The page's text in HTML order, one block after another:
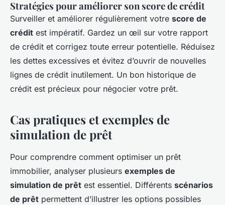
Stratégies pour améliorer son score de crédit
Surveiller et améliorer régulièrement votre score de
crédit est impératif. Gardez un œil sur votre rapport
de crédit et corrigez toute erreur potentielle. Réduisez
les dettes excessives et évitez d’ouvrir de nouvelles
lignes de crédit inutilement. Un bon historique de
crédit est précieux pour négocier votre prêt.
Cas pratiques et exemples de
simulation de prêt
Pour comprendre comment optimiser un prêt
immobilier, analyser plusieurs exemples de
simulation de prêt est essentiel. Différents scénarios
de prêt permettent d’illustrer les options possibles